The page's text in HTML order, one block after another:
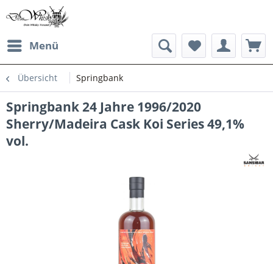
Menü
Übersicht Springbank
Springbank 24 Jahre 1996/2020
Sherry/Madeira Cask Koi Series 49,1%
vol.